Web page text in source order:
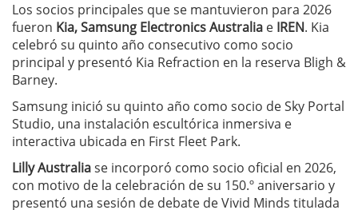
Los socios principales que se mantuvieron para 2026
fueron Kia, Samsung Electronics Australia e IREN. Kia
celebró su quinto año consecutivo como socio
principal y presentó Kia Refraction en la reserva Bligh &
Barney.
Samsung inició su quinto año como socio de Sky Portal
Studio, una instalación escultórica inmersiva e
interactiva ubicada en First Fleet Park.
Lilly Australiase incorporó como socio oficial en 2026,
con motivo de la celebración de su 150.º aniversario y
presentó una sesión de debate de Vivid Minds titulada